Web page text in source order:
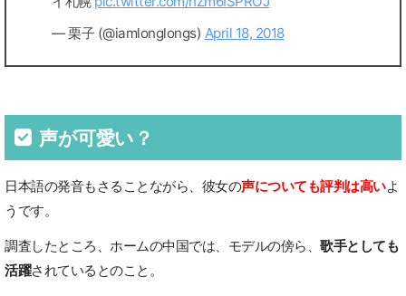
— 栗子 (@iamlonglongs) April 18, 2018
声が可愛い？
日本語の発音もさることながら、彼女の声についても評判は高いよ
うです。
調査したところ、ホームの中国では、モデルの傍ら、 歌手としても
活躍されているとのこと。